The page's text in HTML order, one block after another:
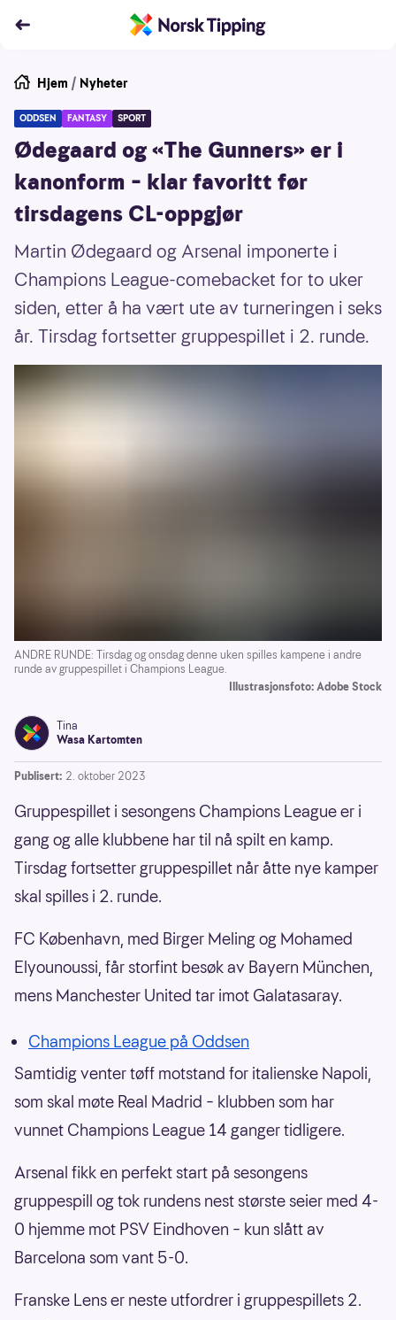
Hjem / Nyheter
ODDSEN FANTASY SPORT
Ødegaard og «The Gunners» er i
kanonform – klar favoritt før
tirsdagens CL-oppgjør
Martin Ødegaard og Arsenal imponerte i
Champions League-comebacket for to uker
siden, etter å ha vært ute av turneringen i seks
år. Tirsdag fortsetter gruppespillet i 2. runde.
ANDRE RUNDE: Tirsdag og onsdag denne uken spilles kampene i andre
runde av gruppespillet i Champions League.
Illustrasjonsfoto: Adobe Stock
Tina
Wasa Kartomten
Publisert: 2. oktober 2023
Gruppespillet i sesongens Champions League er i
gang og alle klubbene har til nå spilt en kamp.
Tirsdag fortsetter gruppespillet når åtte nye kamper
skal spilles i 2. runde.
FC København, med Birger Meling og Mohamed
Elyounoussi, får storfint besøk av Bayern München,
mens Manchester United tar imot Galatasaray.
Champions League på Oddsen
Samtidig venter tøff motstand for italienske Napoli,
som skal møte Real Madrid – klubben som har
vunnet Champions League 14 ganger tidligere.
Arsenal fikk en perfekt start på sesongens
gruppespill og tok rundens nest største seier med 4-
0 hjemme mot PSV Eindhoven – kun slått av
Barcelona som vant 5-0.
Franske Lens er neste utfordrer i gruppespillets 2.